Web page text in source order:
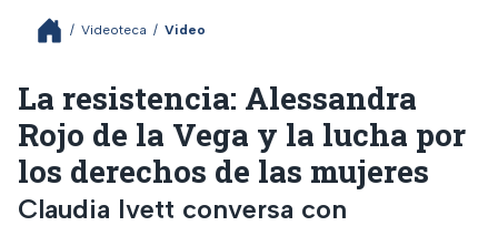
/ Videoteca / Video
La resistencia: Alessandra
Rojo de la Vega y la lucha por
los derechos de las mujeres
Claudia Ivett conversa con